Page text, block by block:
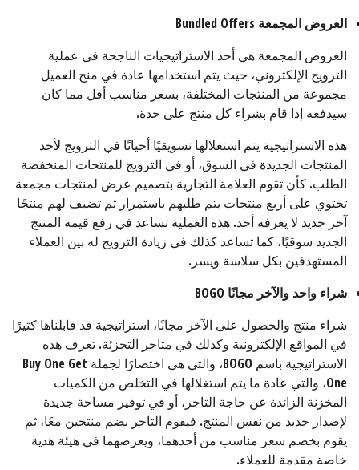
العروض المجمعة Bundled Offers
العروض المجمعة هي أحد الاستراتيجيات الناجحة في عملية
الترويج الإلكتروني، حيث يتم استخدامها عادة في منح العميل
مجموعة من المنتجات المختلفة، بسعر مناسب أقل مما كان
سيدفعه إذا قام بشراء كل منتج على حدة.
هذه الاستراتيجية يتم استغلالها تسويقيًا أحيانًا في الترويج لأحد
المنتجات الجديدة في السوق، أو في الترويج للمنتجات المنخفضة
الطلب. كأن تقوم العلامة التجارية بتصميم عرض لمنتجات مجمعة
تحتوي على أربع منتجات يتم طلبهم باستمرار ثم تضيف لهم منتجًا
آخر جديد لا يعرفه أحد. هذه العملية تساعد في رفع قيمة المنتج
الجديد سوقيًا، كما تساعد كذلك في زيادة الترويج له بين العملاء
المستهدفين بكل سلاسة ويسر.
شراء واحد والآخر مجانًا
شراء منتج والحصول على الآخر مجانًا، استراتيجية قد قابلناها كثيرًا
في المواقع الإلكترونية وكذلك في متاجر التجزئة. تعرف هذه
الاستراتيجية باسم BOGO، والتي هي اختصارًا لجملة Buy One Get
One، والتي عادة ما يتم استغلالها في التخلص من الكميات
المخزنة الزائدة عن حاجة التاجر، أو في توفير مساحة جديدة
لإصدار جديد من نفس المنتج. فيقوم التاجر بضم منتجين معًا، ثم
يقوم بخصم سعر مناسب من أحدهما، ويعرضهما في هيئة هدية
خاصة مقدمة للعملاء.